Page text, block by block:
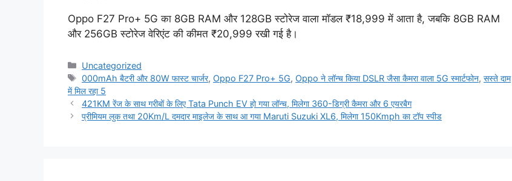
Oppo F27 Pro+ 5G का 8GB RAM और 128GB स्टोरेज वाला मॉडल ₹18,999 में आता है, जबकि 8GB RAM
और 256GB स्टोरेज वेरिएंट की कीमत ₹20,999 रखी गई है।
Categories
Uncategorized
Tags
000mAh बैटरी और 80W फास्ट चार्जर, Oppo F27 Pro+ 5G, Oppo ने लॉन्च किया DSLR जैसा कैमरा वाला 5G स्मार्टफोन,सस्ते दाम
में मिल रहा 5
421KM रेंज के साथ गरीबों के लिए Tata Punch EV हो गया लॉन्च, मिलेगा 360-डिग्री कैमरा और 6 एयरबैग
प्रीमियम लुक तथा 20Km/L दमदार माइलेज के साथ आ गया Maruti Suzuki XL6, मिलेगा 150Kmph का टॉप स्पीड